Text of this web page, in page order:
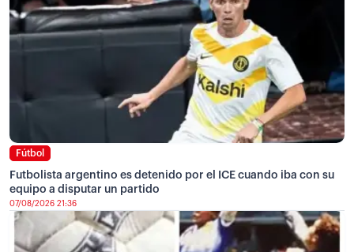
Fútbol
Futbolista argentino es detenido por el ICE cuando iba con su
equipo a disputar un partido
07/08/2026 21:36